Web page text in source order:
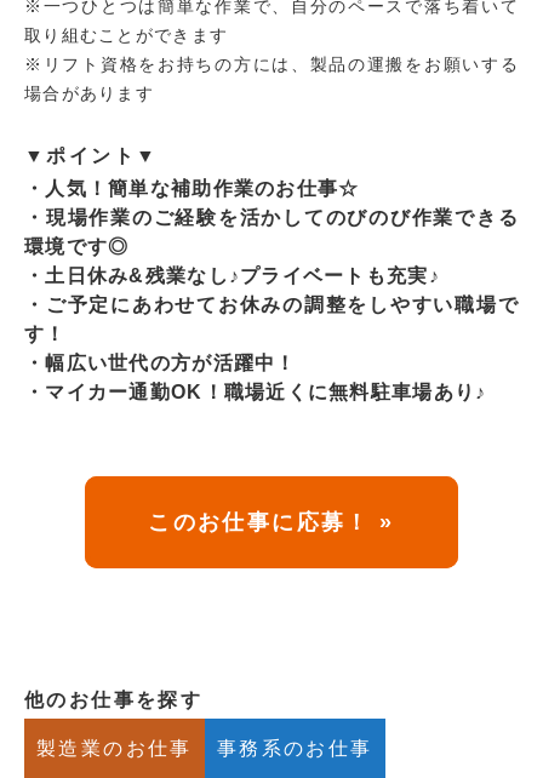
※一つひとつは簡単な作業で、自分のペースで落ち着いて
取り組むことができます
※リフト資格をお持ちの方には、製品の運搬をお願いする
場合があります
▼ポイント▼
・人気！簡単な補助作業のお仕事☆
・現場作業のご経験を活かしてのびのび作業できる
環境です◎
・土日休み&残業なし♪プライベートも充実♪
・ご予定にあわせてお休みの調整をしやすい職場で
す！
・幅広い世代の方が活躍中！
・マイカー通勤OK！職場近くに無料駐車場あり♪
このお仕事に応募！ »
他のお仕事を探す
製造業のお仕事 事務系のお仕事